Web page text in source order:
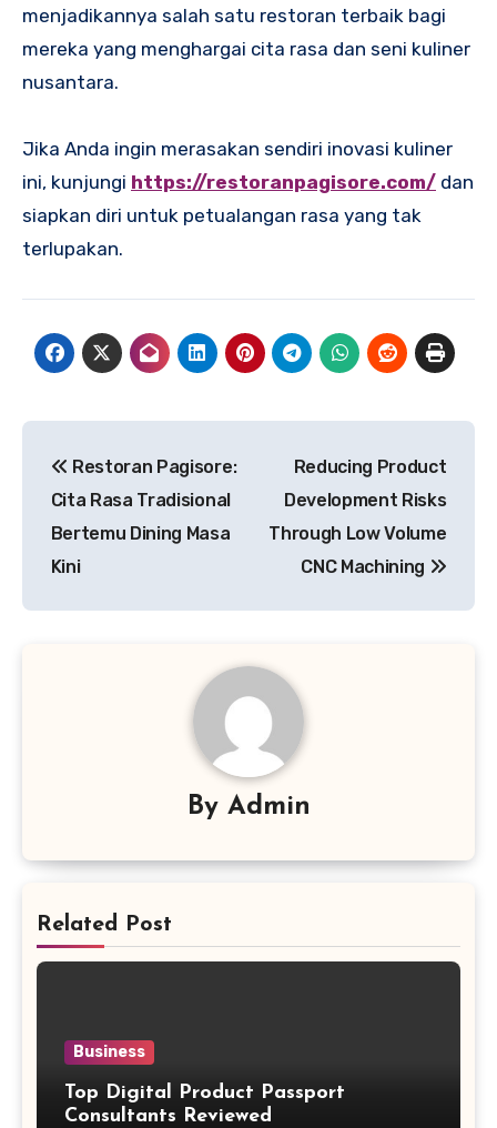
menjadikannya salah satu restoran terbaik bagi
mereka yang menghargai cita rasa dan seni kuliner
nusantara.
Jika Anda ingin merasakan sendiri inovasi kuliner
ini, kunjungi https://restoranpagisore.com/ dan
siapkan diri untuk petualangan rasa yang tak
terlupakan.
navigation
Restoran Pagisore:
Cita Rasa Tradisional
Bertemu Dining Masa
Kini
Reducing Product
Development Risks
Through Low Volume
CNC Machining
By Admin
Related Post
Business
Top Digital Product Passport
Consultants Reviewed